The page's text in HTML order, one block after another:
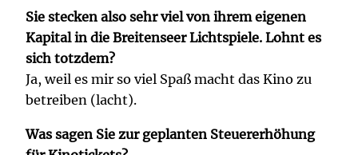
Sie stecken also sehr viel von ihrem eigenen
Kapital in die Breitenseer Lichtspiele. Lohnt es
sich totzdem?
Ja, weil es mir so viel Spaß macht das Kino zu
betreiben (lacht).
Was sagen Sie zur geplanten Steuererhöhung